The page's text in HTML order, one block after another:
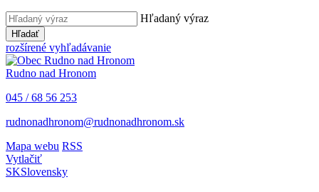
Hľadaný výraz
Hľadať
rozšírené vyhľadávanie
Rudno nad Hronom
045 / 68 56 253
rudnonadhronom@rudnonadhronom.sk
Mapa webu RSS
Vytlačiť
SKSlovensky